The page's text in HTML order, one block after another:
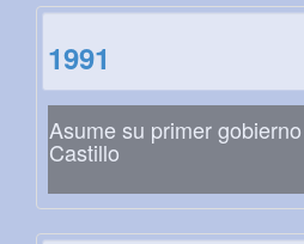
1991
Asume su primer
Castillo